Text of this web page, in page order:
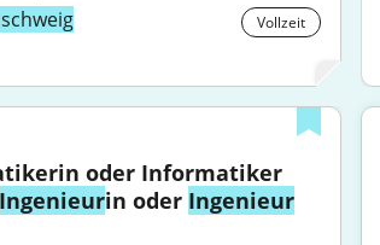
Vollzeit
oder Informatiker
Ingenieurin oder Ingenieur